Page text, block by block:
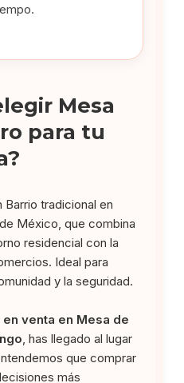
Mesa
para tu
tradicional en
México, que combina
residencial con la
Ideal para
y la seguridad.
en venta en Mesa de
, has llegado al lugar
que comprar
más